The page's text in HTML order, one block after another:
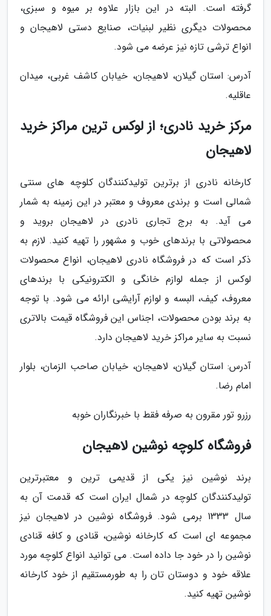
گرفته است. البته در این بازار علاوه بر میوه و سبزی،
محصولات دیگری نظیر لبنیات، صنایع دستی لاهیجان و
انواع ترشی تازه نیز عرضه می شود.
آدرس: استان گیلان، لاهیجان، خیابان کاشف غربی، میدان
عاقلیه.
مرکز خرید نادری؛ از لوکس ترین مراکز خرید
لاهیجان
کارخانه نادری از برترین تولیدکنندگان کلوچه های سنتی
شمالی است و برندی معروف و معتبر در این زمینه به شمار
می آید. به برج تجاری نادری در لاهیجان بروید و
محصولاتی با برندهای خوب و مشهور را تهیه کنید. لازم به
ذکر است که در فروشگاه نادری لاهیجان، انواع محصولات
لوکس از جمله لوازم خانگی و الکترونیکی با برندهای
معروف، کیف، البسه و لوازم آرایشی ارائه می شود. با توجه
به برند بودن محصولات، اجناس این فروشگاه قیمت بالاتری
نسبت به سایر مراکز خرید لاهیجان دارد.
آدرس: استان گیلان، لاهیجان، خیابان صاحب الزمان، بلوار
امام رضا.
رزرو تور مقرون به صرفه فقط با خبرنگاران خوبه
فروشگاه کلوچه نوشین لاهیجان
برند نوشین نیز یکی از قدیمی ترین و معتبرترین
تولیدکنندگان کلوچه در شمال ایران است که قدمت آن به
سال 1333 برمی شود. فروشگاه نوشین در لاهیجان نیز
مجموعه ای است که کارخانه نوشین، قنادی و کافه قنادی
نوشین را در خود جا داده است. می توانید انواع کلوچه مورد
علاقه خود و دوستان تان را به طورمستقیم از خود کارخانه
نوشین تهیه کنید.